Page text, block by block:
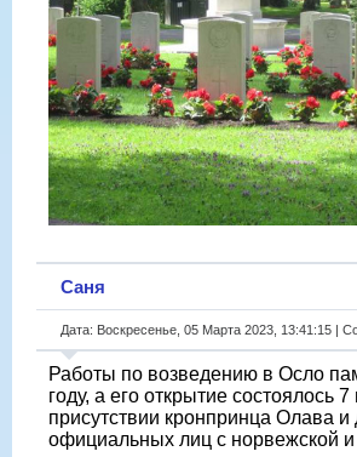
Саня
Дата: Воскресенье, 05 Марта 2023, 13:41:15 |
Работы по возведению в Осло
году, а его открытие состоялось
присутствии кронпринца Олава
официальных лиц с норвежской и